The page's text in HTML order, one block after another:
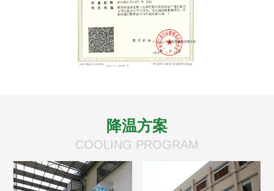
降温方案
COOLING PROGRAM